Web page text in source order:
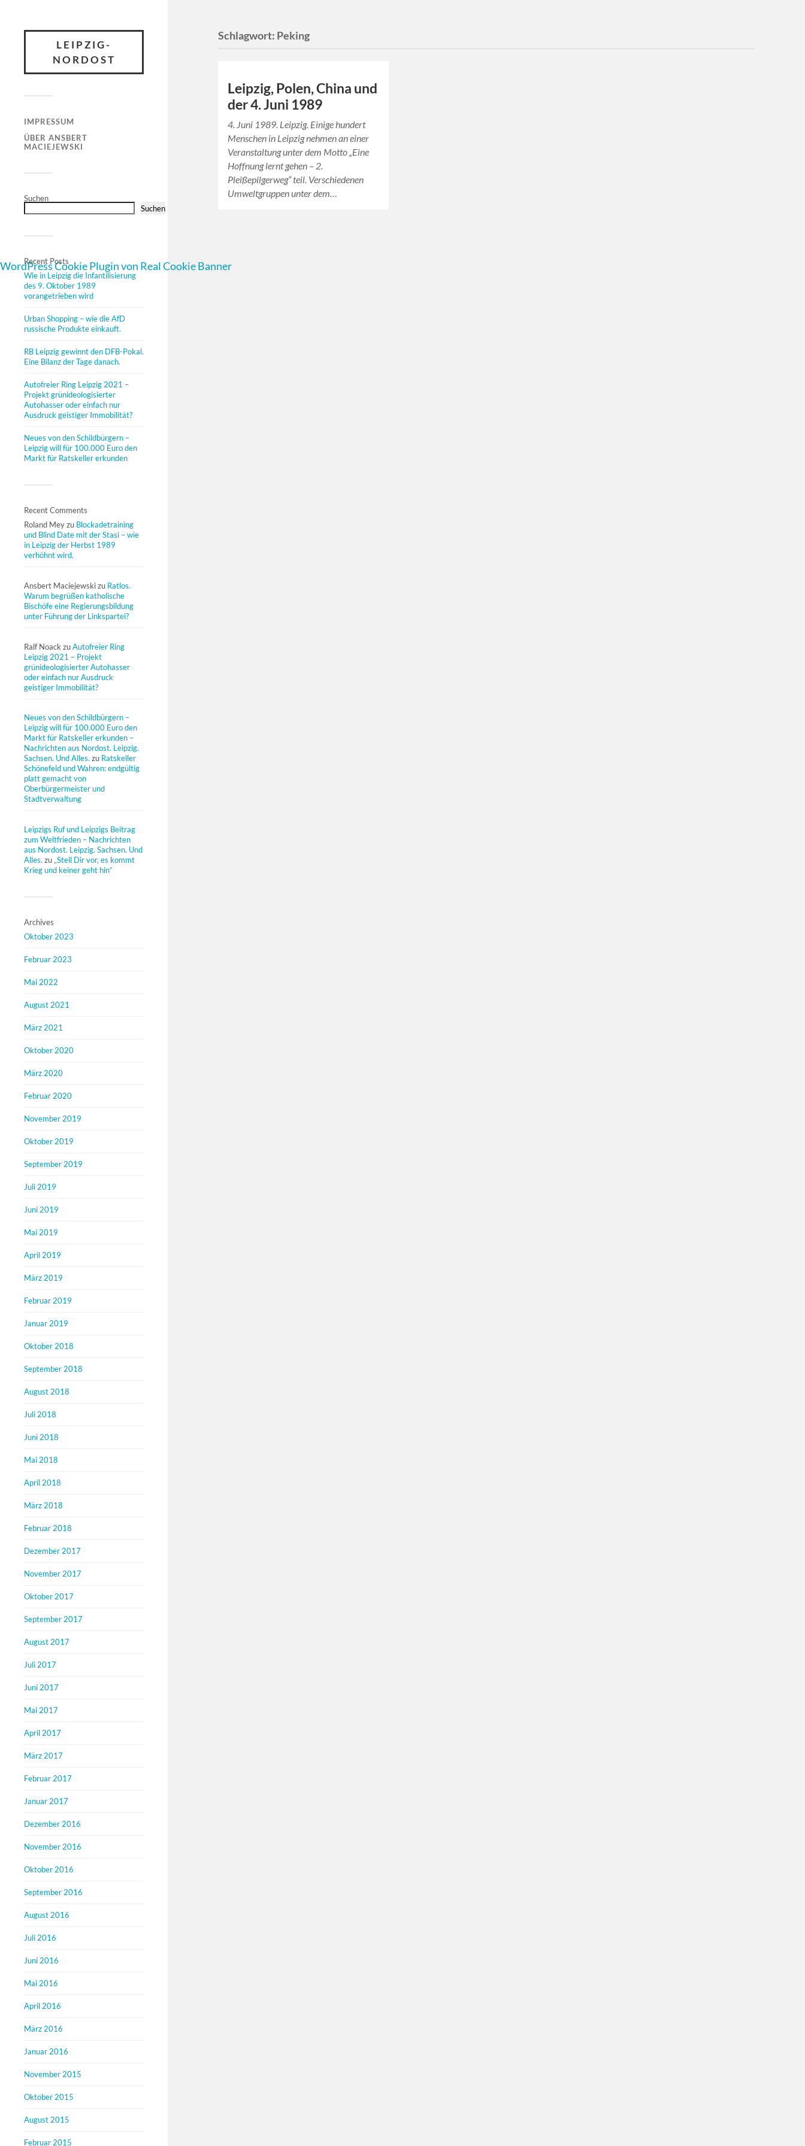
LEIPZIG-
NORDOST
IMPRESSUM
ÜBER ANSBERT
MACIEJEWSKI
Suchen
Suchen
Recent Posts
Wie in Leipzig die Infantilisierung
des 9. Oktober 1989
vorangetrieben wird
Urban Shopping – wie die AfD
russische Produkte einkauft.
RB Leipzig gewinnt den DFB-Pokal.
Eine Bilanz der Tage danach.
Autofreier Ring Leipzig 2021 –
Projekt grünideologisierter
Autohasser oder einfach nur
Ausdruck geistiger Immobilität?
Neues von den Schildbürgern –
Leipzig will für 100.000 Euro den
Markt für Ratskeller erkunden
Recent Comments
Roland Meyzu Blockadetraining
und Blind Date mit der Stasi – wie
in Leipzig der Herbst 1989
verhöhnt wird.
Ansbert Maciejewskizu Ratlos.
Warum begrüßen katholische
Bischöfe eine Regierungsbildung
unter Führung der Linkspartei?
Ralf Noack zuAutofreier Ring
Leipzig 2021 – Projekt
grünideologisierter Autohasser
oder einfach nur Ausdruck
geistiger Immobilität?
Neues von den Schildbürgern –
Leipzig will für 100.000 Euro den
Markt für Ratskeller erkunden –
Nachrichten aus Nordost. Leipzig.
Sachsen. Und Alles. zu Ratskeller
Schönefeld und Wahren: endgültig
platt gemacht von
Oberbürgermeister und
Stadtverwaltung
Leipzigs Ruf und Leipzigs Beitrag
zum Weltfrieden – Nachrichten
aus Nordost. Leipzig. Sachsen. Und
Alles. zu „Stell Dir vor, es kommt
Krieg und keiner geht hin“
Archives
Oktober 2023
Februar 2023
Mai 2022
August 2021
März 2021
Oktober 2020
März 2020
Februar 2020
November 2019
Oktober 2019
September 2019
Juli 2019
Juni 2019
Mai 2019
April 2019
März 2019
Februar 2019
Januar 2019
Oktober 2018
September 2018
August 2018
Juli 2018
Juni 2018
Mai 2018
April 2018
März 2018
Februar 2018
Dezember 2017
November 2017
Oktober 2017
September 2017
August 2017
Juli 2017
Juni 2017
Mai 2017
April 2017
März 2017
Februar 2017
Januar 2017
Dezember 2016
November 2016
Oktober 2016
September 2016
August 2016
Juli 2016
Juni 2016
Mai 2016
April 2016
März 2016
Januar 2016
November 2015
Oktober 2015
August 2015
Februar 2015
Schlagwort: Peking
Leipzig, Polen, China und
der 4. Juni 1989
4. Juni 1989. Leipzig. Einige hundert
Menschen in Leipzig nehmen an einer
Veranstaltung unter dem Motto „Eine
Hoffnung lernt gehen – 2.
Pleißepilgerweg“ teil. Verschiedenen
Umweltgruppen unter dem…
WordPress Cookie Plugin von Real Cookie Banner